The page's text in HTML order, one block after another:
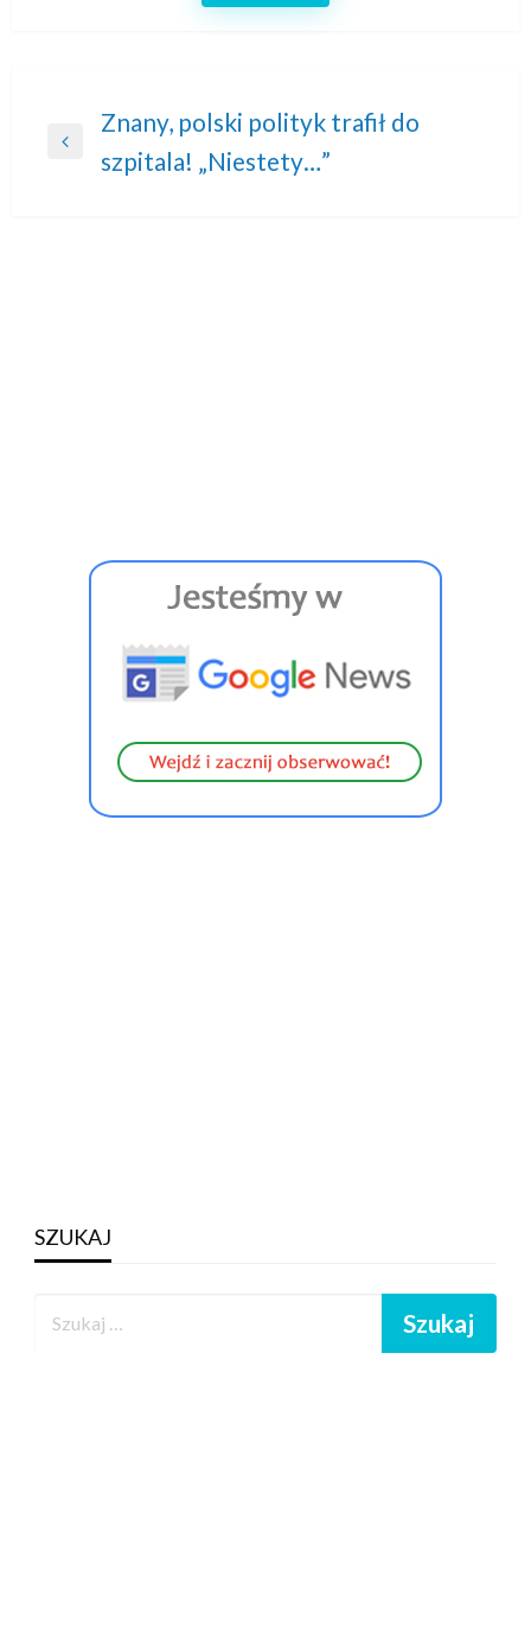
Nawigacja
wpisu
Previous
Znany, polski polityk trafił do
szpitala! „Niestety…”
SZUKAJ